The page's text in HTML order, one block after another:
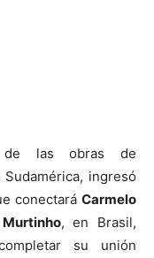
las obras de
ingresó
conectará Carmelo
, en Brasil,
su unión